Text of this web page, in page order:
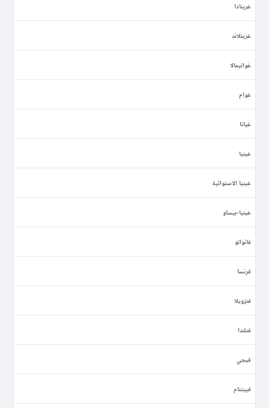
غرينادا
غرينلاند
غواتيمالا
غوام
غيانا
غينيا
غينيا الاستوائية
غينيا-بيساو
فانواتو
فرنسا
فنزويلا
فنلندا
فيجي
فييتنام